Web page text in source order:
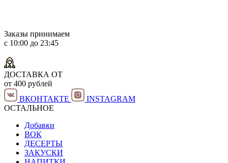
Заказы принимаем
с 10:00 до 23:45
ДОСТАВКА ОТ
от 400 рублей
ВКОНТАКТЕ
INSTAGRAM
ОСТАЛЬНОЕ
Добавки
ВОК
ДЕСЕРТЫ
ЗАКУСКИ